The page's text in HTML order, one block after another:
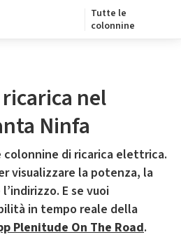
Tutte le
colonnine
nel
Ninfa
colonnine di ricarica elettrica.
visualizzare la potenza, la
E se vuoi
in tempo reale della
Plenitude On The Road.